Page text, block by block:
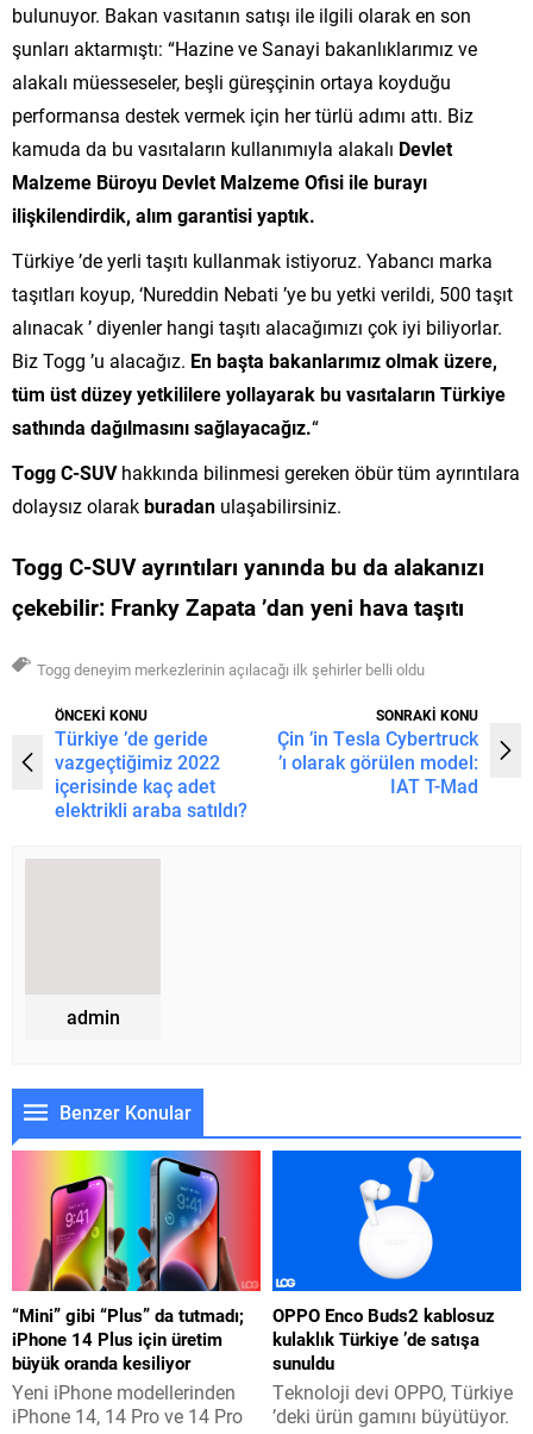
bulunuyor. Bakan vasıtanın satışı ile ilgili olarak en son
şunları aktarmıştı: “Hazine ve Sanayi bakanlıklarımız ve
alakalı müesseseler, beşli güreşçinin ortaya koyduğu
performansa destek vermek için her türlü adımı attı. Biz
kamuda da bu vasıtaların kullanımıyla alakalı Devlet
Malzeme Büroyu Devlet Malzeme Ofisi ile burayı
ilişkilendirdik, alım garantisi yaptık.
Türkiye ’de yerli taşıtı kullanmak istiyoruz. Yabancı marka
taşıtları koyup, ‘Nureddin Nebati ’ye bu yetki verildi, 500 taşıt
alınacak ’ diyenler hangi taşıtı alacağımızı çok iyi biliyorlar.
Biz Togg ’u alacağız. En başta bakanlarımız olmak üzere,
tüm üst düzey yetkililere yollayarak bu vasıtaların Türkiye
sathında dağılmasını sağlayacağız.“
Togg C-SUVhakkında bilinmesi gereken öbür tüm ayrıntılara
dolaysız olarakburadan ulaşabilirsiniz.
Togg C-SUV ayrıntıları yanında bu da alakanızı
çekebilir: Franky Zapata ’dan yeni hava taşıtı
Togg deneyim merkezlerinin açılacağı ilk şehirler belli oldu
ÖNCEKİ KONU
Türkiye ’de geride
vazgeçtiğimiz 2022
içerisinde kaç adet
elektrikli araba satıldı?
SONRAKİ KONU
Çin ’in Tesla Cybertruck
’ı olarak görülen model:
IAT T-Mad
admin
Benzer Konular
“Mini” gibi “Plus” da tutmadı;
iPhone 14 Plus için üretim
büyük oranda kesiliyor
Yeni iPhone modellerinden
iPhone 14, 14 Pro ve 14 Pro
OPPO Enco Buds2 kablosuz
kulaklık Türkiye ’de satışa
sunuldu
Teknoloji devi OPPO, Türkiye
’deki ürün gamını büyütüyor.